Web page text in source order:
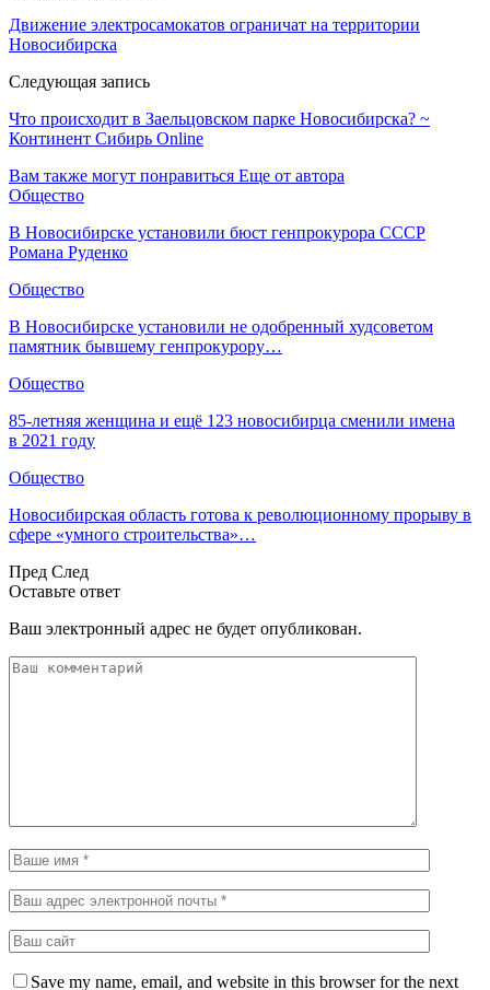
Движение электросамокатов ограничат на территории
Новосибирска
Следующая запись
Что происходит в Заельцовском парке Новосибирска? ~
Континент Сибирь Online
Вам также могут понравиться Еще от автора
Общество
В Новосибирске установили бюст генпрокурора СССР
Романа Руденко
Общество
В Новосибирске установили не одобренный худсоветом
памятник бывшему генпрокурору…
Общество
85-летняя женщина и ещё 123 новосибирца сменили имена
в 2021 году
Общество
Новосибирская область готова к революционному прорыву в
сфере «умного строительства»…
Пред След
Оставьте ответ
Ваш электронный адрес не будет опубликован.
Save my name, email, and website in this browser for the next